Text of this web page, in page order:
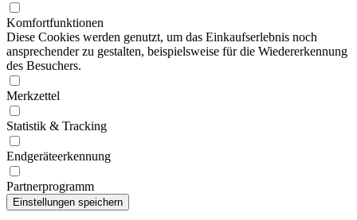
Komfortfunktionen
Diese Cookies werden genutzt, um das Einkaufserlebnis noch
ansprechender zu gestalten, beispielsweise für die Wiedererkennung
des Besuchers.
Merkzettel
Statistik & Tracking
Endgeräteerkennung
Partnerprogramm